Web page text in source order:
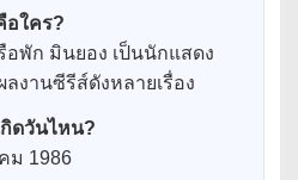
อใคร?
อพัก มินยอง เป็นนักแสดง
งานซีรีส์ดังหลายเรื่อง
กิดวันไหน?
ม 1986